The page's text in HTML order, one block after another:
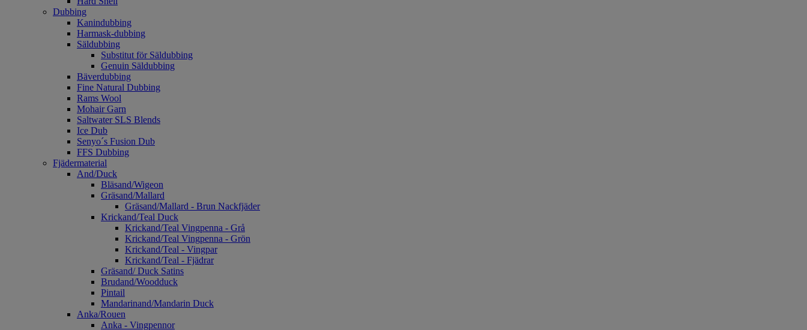
Dubbing
Kanindubbing
Harmask-dubbing
Säldubbing
Substitut för Säldubbing
Genuin Säldubbing
Bäverdubbing
Fine Natural Dubbing
Rams Wool
Mohair Garn
Saltwater SLS Blends
Ice Dub
Senyo´s Fusion Dub
FFS Dubbing
Fjädermaterial
And/Duck
Bläsand/Wigeon
Gräsand/Mallard
Gräsand/Mallard - Brun Nackfjäder
Krickand/Teal Duck
Krickand/Teal Vingpenna - Grå
Krickand/Teal Vingpenna - Grön
Krickand/Teal - Vingpar
Krickand/Teal - Fjädrar
Gräsand/ Duck Satins
Brudand/Woodduck
Pintail
Mandarinand/Mandarin Duck
Anka/Rouen
Anka - Vingpennor